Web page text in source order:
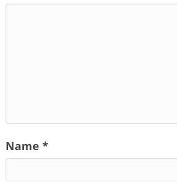
Name *